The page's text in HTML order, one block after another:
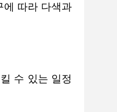
에 따라 다색과
수 있는 일정